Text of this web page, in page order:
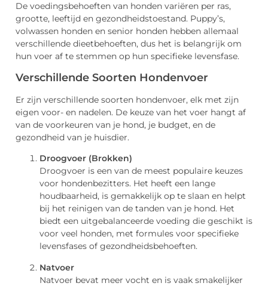
De voedingsbehoeften van honden variëren per ras,
grootte, leeftijd en gezondheidstoestand. Puppy’s,
volwassen honden en senior honden hebben allemaal
verschillende dieetbehoeften, dus het is belangrijk om
hun voer af te stemmen op hun specifieke levensfase.
Verschillende Soorten Hondenvoer
Er zijn verschillende soorten hondenvoer, elk met zijn
eigen voor- en nadelen. De keuze van het voer hangt af
van de voorkeuren van je hond, je budget, en de
gezondheid van je huisdier.
Droogvoer (Brokken)
Droogvoer is een van de meest populaire keuzes
voor hondenbezitters. Het heeft een lange
houdbaarheid, is gemakkelijk op te slaan en helpt
bij het reinigen van de tanden van je hond. Het
biedt een uitgebalanceerde voeding die geschikt is
voor veel honden, met formules voor specifieke
levensfases of gezondheidsbehoeften.
Natvoer
Natvoer bevat meer vocht en is vaak smakelijker